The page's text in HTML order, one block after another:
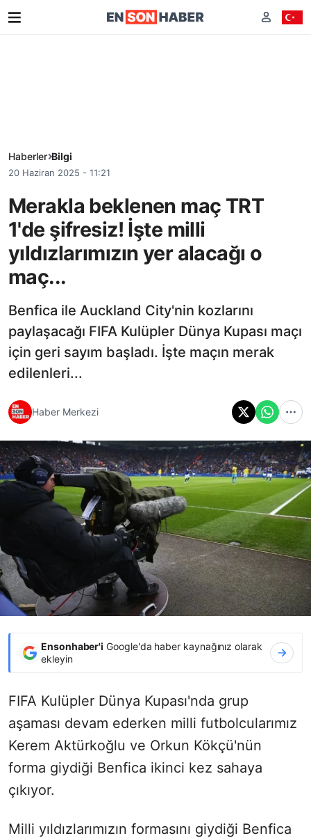
Haberler Bilgi
20 Haziran 2025 - 11:21
Merakla beklenen maç TRT
1'de şifresiz! İşte milli
yıldızlarımızın yer alacağı o
maç...
Benfica ile Auckland City'nin kozlarını
paylaşacağı FIFA Kulüpler Dünya Kupası maçı
için geri sayım başladı. İşte maçın merak
edilenleri...
Haber Merkezi
Ensonhaber'i Google'da haber kaynağınız olarak
ekleyin
FIFA Kulüpler Dünya Kupası'nda grup
aşaması devam ederken milli futbolcularımız
Kerem Aktürkoğlu ve Orkun Kökçü'nün
forma giydiği Benfica ikinci kez sahaya
çıkıyor.
Milli yıldızlarımızın formasını giydiği Benfica